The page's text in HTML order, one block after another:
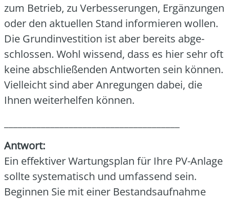
zum Betrieb, zu Ver­bes­se­run­gen, Ergän­zun­gen
oder den aktu­el­len Stand infor­mie­ren wol­len.
Die Grund­in­ves­ti­ti­on ist aber bereits abge­
schlos­sen. Wohl wis­send, dass es hier sehr oft
kei­ne abschlie­ßen­den Ant­wor­ten sein kön­nen.
Viel­leicht sind aber Anre­gun­gen dabei, die
Ihnen wei­ter­hel­fen kön­nen.
Ant­wort:
Ein effek­ti­ver War­tungs­plan für Ihre PV-Anla­ge
soll­te sys­te­ma­tisch und umfas­send sein.
Begin­nen Sie mit einer Bestands­auf­nah­me